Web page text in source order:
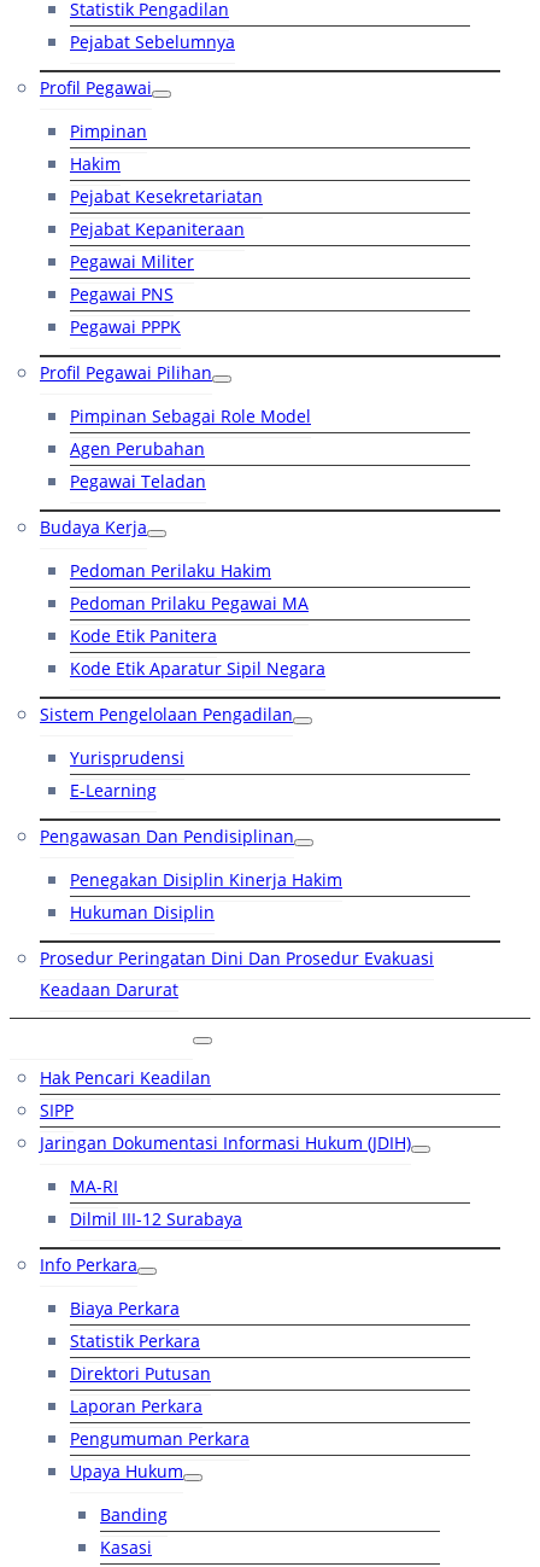
Statistik Pengadilan
Pejabat Sebelumnya
Profil Pegawai
Pimpinan
Hakim
Pejabat Kesekretariatan
Pejabat Kepaniteraan
Pegawai Militer
Pegawai PNS
Pegawai PPPK
Profil Pegawai Pilihan
Pimpinan Sebagai Role Model
Agen Perubahan
Pegawai Teladan
Budaya Kerja
Pedoman Perilaku Hakim
Pedoman Prilaku Pegawai MA
Kode Etik Panitera
Kode Etik Aparatur Sipil Negara
Sistem Pengelolaan Pengadilan
Yurisprudensi
E-Learning
Pengawasan Dan Pendisiplinan
Penegakan Disiplin Kinerja Hakim
Hukuman Disiplin
Prosedur Peringatan Dini Dan Prosedur Evakuasi
Keadaan Darurat
Hak Pencari Keadilan
SIPP
Jaringan Dokumentasi Informasi Hukum (JDIH)
MA-RI
Dilmil III-12 Surabaya
Info Perkara
Biaya Perkara
Statistik Perkara
Direktori Putusan
Laporan Perkara
Pengumuman Perkara
Upaya Hukum
Banding
Kasasi